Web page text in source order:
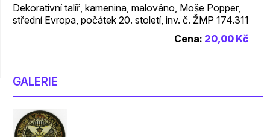
Dekorativní talíř, kamenina, malováno, Moše Popper,
střední Evropa, počátek 20. století, inv. č. ŽMP 174.311
Cena: 20,00 Kč
GALERIE